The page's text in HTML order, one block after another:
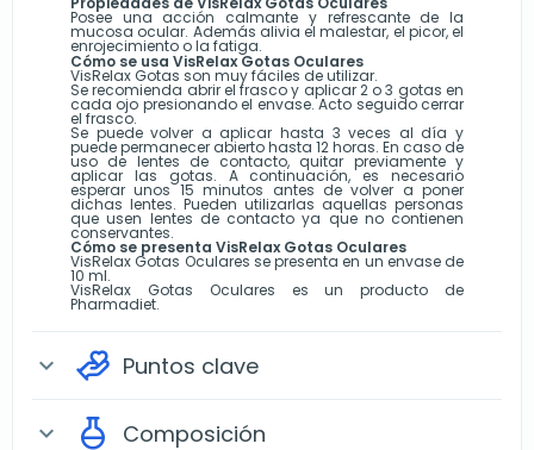
Posee una acción calmante y refrescante de la
mucosa ocular. Además alivia el malestar, el picor, el
enrojecimiento o la fatiga.
Cómo se usa VisRelax Gotas Oculares
VisRelax Gotas son muy fáciles de utilizar.
Se recomienda abrir el frasco y aplicar 2 o 3 gotas en
cada ojo presionando el envase. Acto seguido cerrar
el frasco.
Se puede volver a aplicar hasta 3 veces al día y
puede permanecer abierto hasta 12 horas. En caso de
uso de lentes de contacto, quitar previamente y
aplicar las gotas. A continuación, es necesario
esperar unos 15 minutos antes de volver a poner
dichas lentes. Pueden utilizarlas aquellas personas
que usen lentes de contacto ya que no contienen
conservantes.
Cómo se presenta VisRelax Gotas Oculares
VisRelax Gotas Oculares se presenta en un envase de
10 ml.
VisRelax Gotas Oculares es un producto de
Pharmadiet.
expand_more Puntos clave
expand_more Composición